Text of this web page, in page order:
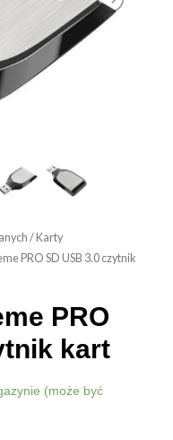
/ Karty
PRO SD USB 3.0 czytnik
PRO
kart
(może być